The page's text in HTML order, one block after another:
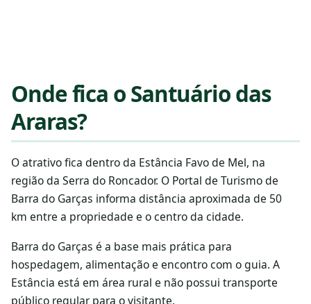
Onde fica o Santuário das
Araras?
O atrativo fica dentro da Estância Favo de Mel, na
região da Serra do Roncador. O Portal de Turismo de
Barra do Garças informa distância aproximada de 50
km entre a propriedade e o centro da cidade.
Barra do Garças é a base mais prática para
hospedagem, alimentação e encontro com o guia. A
Estância está em área rural e não possui transporte
público regular para o visitante.